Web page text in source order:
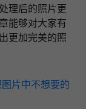
理后的照片更
能够对大家有
更加完美的照
片中不想要的